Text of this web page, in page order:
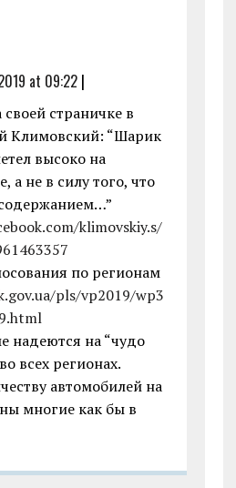
at 09:22|
страничке в
Климовский: “Шарик
высоко на
а не в силу того, что
klimovskiy.s/
по регионам
pls/vp2019/wp3
надеются на “чудо
всех регионах.
автомобилей на
многие как бы в